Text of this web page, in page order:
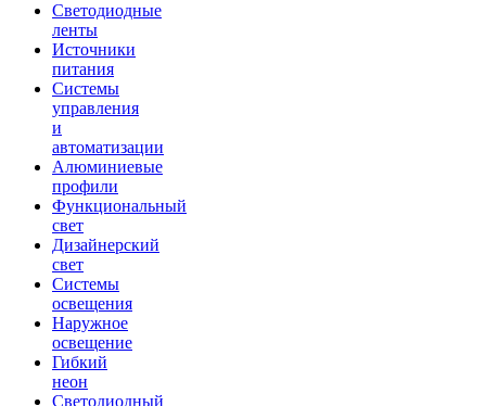
Светодиодные
ленты
Источники
питания
Системы
управления
и
автоматизации
Алюминиевые
профили
Функциональный
свет
Дизайнерский
свет
Системы
освещения
Наружное
освещение
Гибкий
неон
Светодиодный